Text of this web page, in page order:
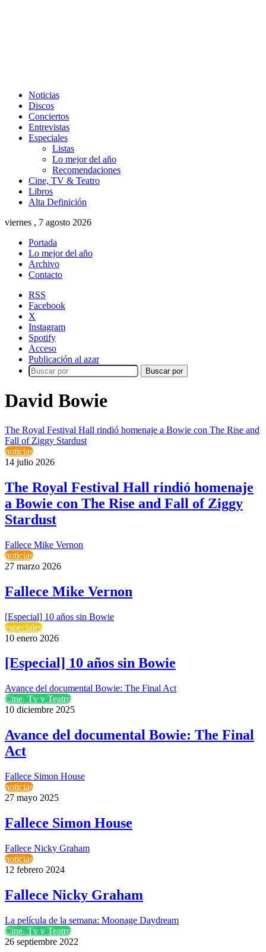
Noticias
Discos
Conciertos
Entrevistas
Especiales
Listas
Lo mejor del año
Recomendaciones
Cine, TV & Teatro
Libros
Alta Definición
viernes , 7 agosto 2026
Portada
Lo mejor del año
Archivo
Contacto
RSS
Facebook
X
Instagram
Spotify
Acceso
Publicación al azar
Buscar por
David Bowie
The Royal Festival Hall rindió homenaje a Bowie con The Rise and
Fall of Ziggy Stardust
noticias
14 julio 2026
The Royal Festival Hall rindió homenaje
a Bowie con The Rise and Fall of Ziggy
Stardust
Fallece Mike Vernon
noticias
27 marzo 2026
Fallece Mike Vernon
[Especial] 10 años sin Bowie
especiales
10 enero 2026
[Especial] 10 años sin Bowie
Avance del documental Bowie: The Final Act
Cine, Tv y Teatro
10 diciembre 2025
Avance del documental Bowie: The Final
Act
Fallece Simon House
noticias
27 mayo 2025
Fallece Simon House
Fallece Nicky Graham
noticias
12 febrero 2024
Fallece Nicky Graham
La película de la semana: Moonage Daydream
Cine, Tv y Teatro
26 septiembre 2022